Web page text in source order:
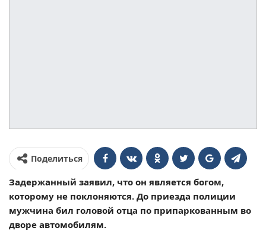
Поделиться
Задержанный заявил, что он является богом,
которому не поклоняются. До приезда полиции
мужчина бил головой отца по припаркованным во
дворе автомобилям.